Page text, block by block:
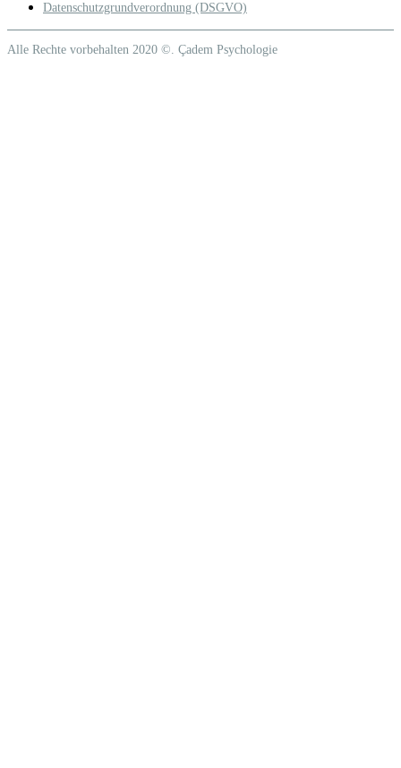
Datenschutzgrundverordnung (DSGVO)
Alle Rechte vorbehalten 2020 ©. Çadem Psychologie